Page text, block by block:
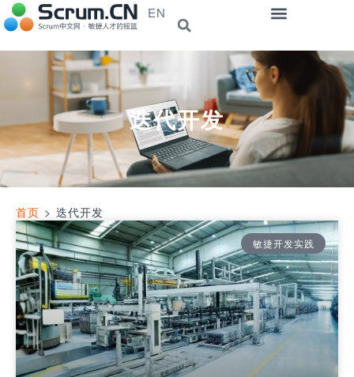
EN
迭代开发
首页 > 迭代开发
敏捷开发实践